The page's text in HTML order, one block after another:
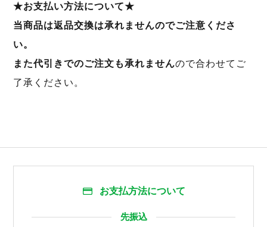
★お支払い方法について★
当商品は返品交換は承れませんのでご注意くださ
い。
また代引きでのご注文も承れませんので合わせてご
了承ください。
お支払方法について
先振込